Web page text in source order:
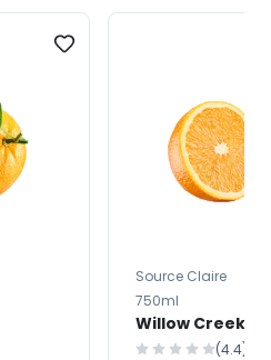
Source Claire
750ml
Willow Creek
(4.4)